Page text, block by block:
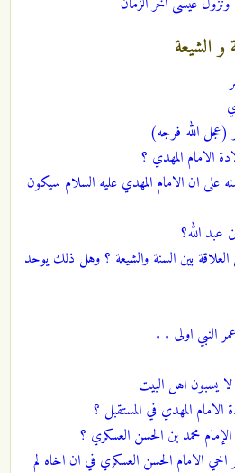
و الشيعة
(عجل الله فرجه)
الامام المهدي ؟
على ان الامام المهدي عليه السلام سيكون
عبد الله؟
العلاقة بين السنة والشيعة ؟ وهل ذلك يوحد
النبي اولى . .
يسبون اهل البيت
الامام المهدي في المستقبل ؟
محمد بن الحسن العسكري ؟
اخي الامام الحسن العسكري في ان اخاه لم